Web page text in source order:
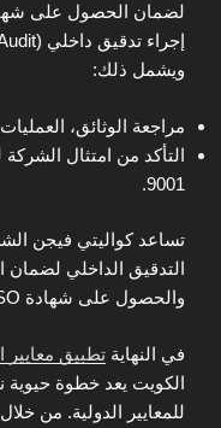
لضمان الحصول على
ويشمل ذلك:
مراجعة الوثائق،
9001.
تساعد كواليتي فيجن
التدقيق الداخلي لضمان
والحصول على شهادة ISO بنجاح.
في النهاية تطبيق معايير
الكويت يعد خطوة حيوية